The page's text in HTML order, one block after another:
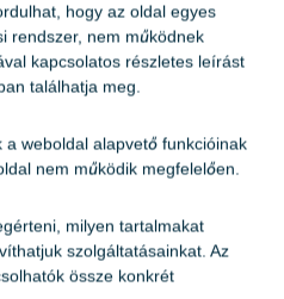
hogy az oldal egyes
rendszer, nem működnek
kapcsolatos részletes leírást
találhatja meg.
weboldal alapvető funkcióinak
nem működik megfelelően.
milyen tartalmakat
szolgáltatásainkat. Az
össze konkrét